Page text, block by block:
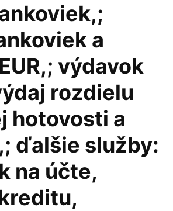
a
výdavok
rozdielu
hotovosti a
ďalšie služby:
na účte,